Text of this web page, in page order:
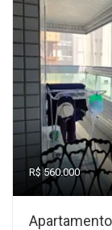
R$ 560.000